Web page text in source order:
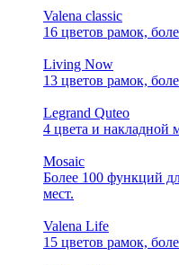
Valena classic
16 цветов рамок,
Living Now
13 цветов рамок,
Legrand Quteo
4 цвета и накладной
Mosaic
Более 100 функций
мест.
Valena Life
15 цветов рамок,